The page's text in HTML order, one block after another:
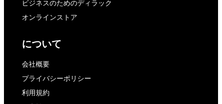
ビジネスのためのディラック
オンラインストア
について
会社概要
プライバシーポリシー
利用規約